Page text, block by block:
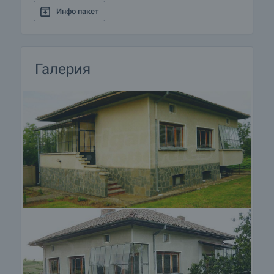
Населеното място е само на 15 км от град
Стражица е едно от най-големите в общината. С
Можем да организираме оглед на имота в
удобно за вас време. За целта, свържете се с
отговорния за офертата брокер и му кажете
кога бихте искали да направите оглед.
Резервация на имота
Имотът може да бъде резервиран и свален от
продажба със заплащане на депозит, след
което се прекратява провеждането на огледи с
други купувачи и започва подготовка на
документите за сключване на предварителен и
окончателен договор. Свържете се с отговорния
брокер за този имот за подробна информация
Инфо пакет
Галерия